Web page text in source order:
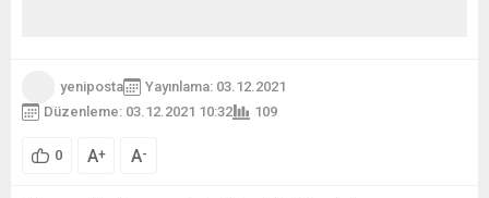
yeniposta
Yayınlama: 03.12.2021
Düzenleme: 03.12.2021 10:32
109
0 A+ A-